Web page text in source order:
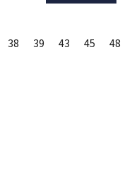
38 39 43 45 48